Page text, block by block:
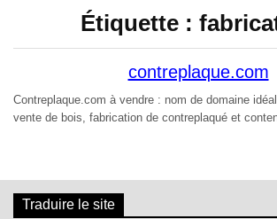
Étiquette :
contreplaque.com
Contreplaque.com à vendre : nom de domaine
vente de bois, fabrication de contreplaqué et
Traduire le site